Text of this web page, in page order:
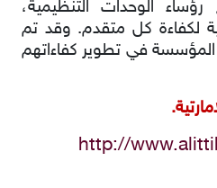
الوحدات التنظيمية،
لكفاءة كل متقدم. وقد تم
في تطوير كفاءاتهم
http://